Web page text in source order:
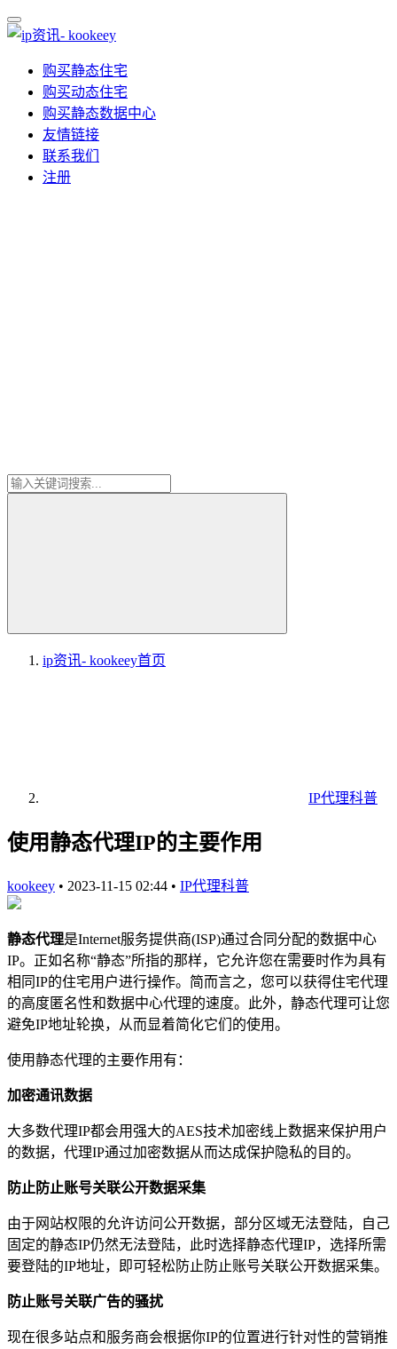
购买静态住宅
购买动态住宅
购买静态数据中心
友情链接
联系我们
注册
ip资讯- kookeey首页
IP代理科普
使用静态代理IP的主要作用
kookeey • 2023-11-15 02:44 • IP代理科普
静态代理是Internet服务提供商(ISP)通过合同分配的数据中心
IP。正如名称“静态”所指的那样，它允许您在需要时作为具有
相同IP的住宅用户进行操作。简而言之，您可以获得住宅代理
的高度匿名性和数据中心代理的速度。此外，静态代理可让您
避免IP地址轮换，从而显着简化它们的使用。
使用静态代理的主要作用有：
加密通讯数据
大多数代理IP都会用强大的AES技术加密线上数据来保护用户
的数据，代理IP通过加密数据从而达成保护隐私的目的。
防止防止账号关联公开数据采集
由于网站权限的允许访问公开数据，部分区域无法登陆，自己
固定的静态IP仍然无法登陆，此时选择静态代理IP，选择所需
要登陆的IP地址，即可轻松防止防止账号关联公开数据采集。
防止账号关联广告的骚扰
现在很多站点和服务商会根据你IP的位置进行针对性的营销推